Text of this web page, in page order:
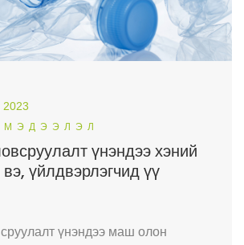
2023
үнэндээ хэний
үйлдвэрлэгчид үү
үнэндээ маш олон